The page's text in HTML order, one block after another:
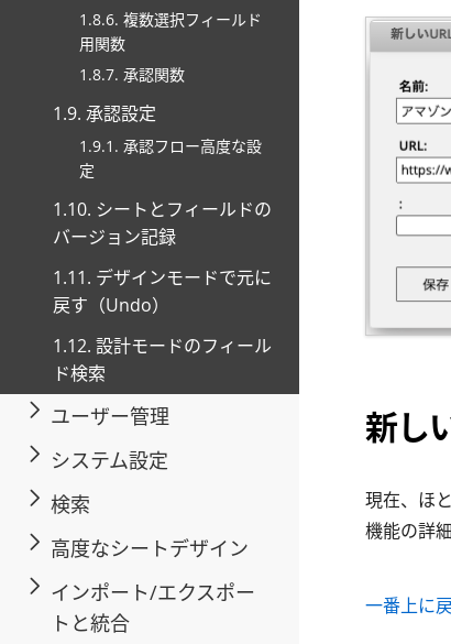
1.8.6. 複数選択フィールド
用関数
1.8.7. 承認関数
1.9. 承認設定
1.9.1. 承認フロー高度な設
定
1.10. シートとフィールドの
バージョン記録
1.11. デザインモードで元に
戻す（Undo）
1.12. 設計モードのフィール
ド検索
ユーザー管理
システム設定
検索
高度なシートデザイン
インポート/エクスポー
トと統合
新し
現在、ほ
機能の詳
一番上に